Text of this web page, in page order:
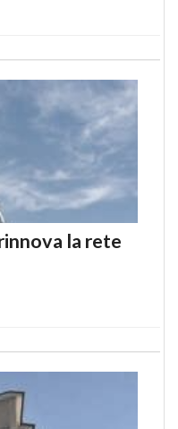
la rete